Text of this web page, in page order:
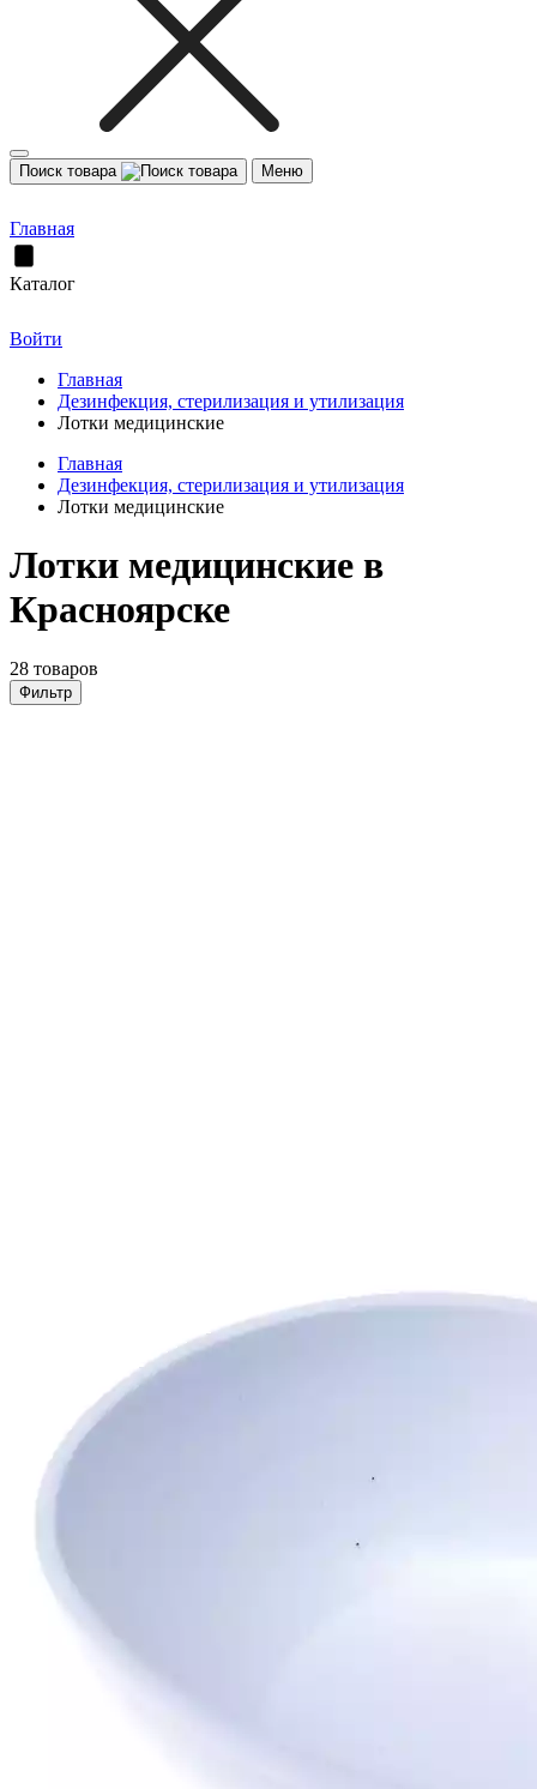
Поиск товара Меню
Главная
Каталог
Войти
Главная
Дезинфекция, стерилизация и утилизация
Лотки медицинские
Главная
Дезинфекция, стерилизация и утилизация
Лотки медицинские
Лотки медицинские в
Красноярске
28 товаров
Фильтр